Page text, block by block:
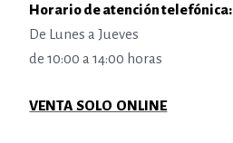
Horario de atención telefónica:
De Lunes a Jueves
de 10:00 a 14:00 horas
VENTA SOLO ONLINE